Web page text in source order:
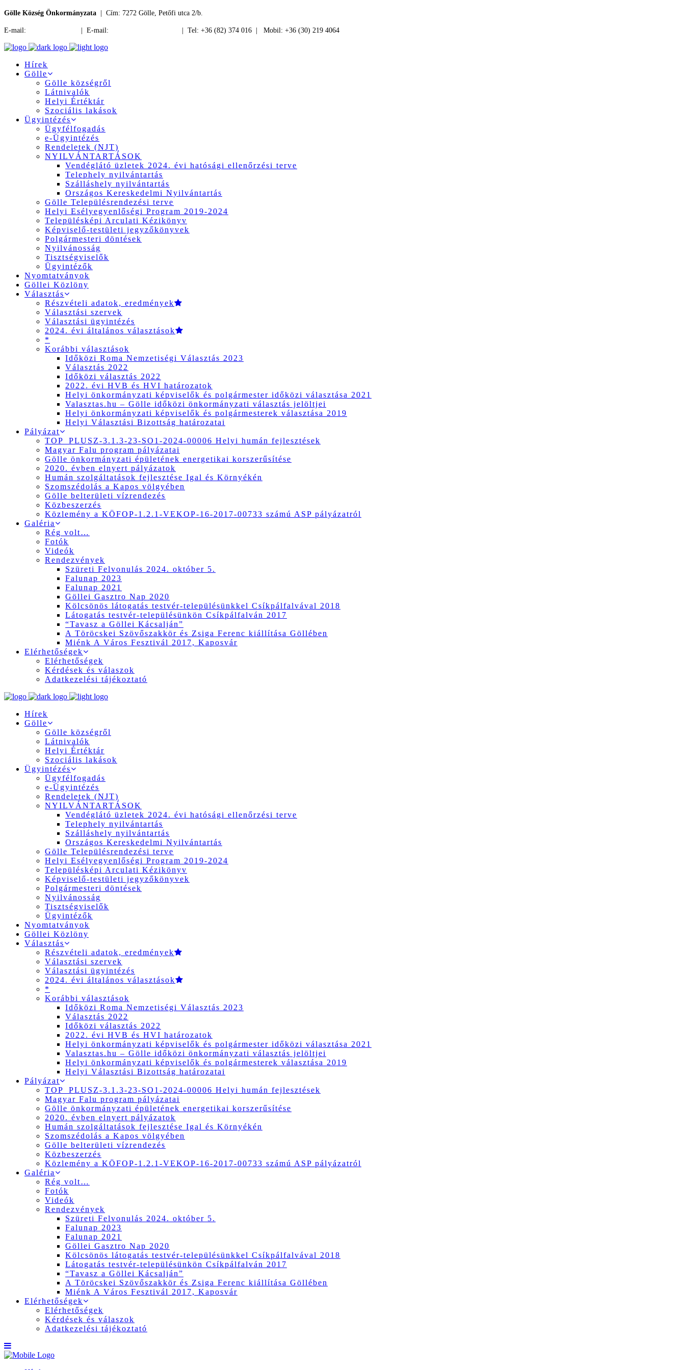
Gölle Község Önkormányzata | Cím: 7272 Gölle, Petőfi utca 2/b.
E-mail: | E-mail: | Tel: +36 (82) 374 016 | Mobil: +36 (30) 219 4064
Hírek
Gölle
Gölle községről
Látnivalók
Helyi Értéktár
Szociális lakások
Ügyintézés
Ügyfélfogadás
e-Ügyintézés
Rendeletek (NJT)
NYILVÁNTARTÁSOK
Vendéglátó üzletek 2024. évi hatósági ellenőrzési terve
Telephely nyilvántartás
Szálláshely nyilvántartás
Országos Kereskedelmi Nyilvántartás
Gölle Településrendezési terve
Helyi Esélyegyenlőségi Program 2019-2024
Településképi Arculati Kézikönyv
Képviselő-testületi jegyzőkönyvek
Polgármesteri döntések
Nyilvánosság
Tisztségviselők
Ügyintézők
Nyomtatványok
Göllei Közlöny
Választás
Részvételi adatok, eredmények
Választási szervek
Választási ügyintézés
2024. évi általános választások
*
Korábbi választások
Időközi Roma Nemzetiségi Választás 2023
Választás 2022
Időközi választás 2022
2022. évi HVB és HVI határozatok
Helyi önkormányzati képviselők és polgármester időközi választása 2021
Valasztas.hu – Gölle időközi önkormányzati választás jelöltjei
Helyi önkormányzati képviselők és polgármesterek választása 2019
Helyi Választási Bizottság határozatai
Pályázat
TOP_PLUSZ-3.1.3-23-SO1-2024-00006 Helyi humán fejlesztések
Magyar Falu program pályázatai
Gölle önkormányzati épületének energetikai korszerűsítése
2020. évben elnyert pályázatok
Humán szolgáltatások fejlesztése Igal és Környékén
Szomszédolás a Kapos völgyében
Gölle belterületi vízrendezés
Közbeszerzés
Közlemény a KÖFOP-1.2.1-VEKOP-16-2017-00733 számú ASP pályázatról
Galéria
Rég volt…
Fotók
Videók
Rendezvények
Szüreti Felvonulás 2024. október 5.
Falunap 2023
Falunap 2021
Göllei Gasztro Nap 2020
Kölcsönös látogatás testvér-településünkkel Csíkpálfalvával 2018
Látogatás testvér-településünkön Csíkpálfalván 2017
“Tavasz a Göllei Kácsalján”
A Töröcskei Szövőszakkör és Zsiga Ferenc kiállítása Göllében
Miénk A Város Fesztivál 2017, Kaposvár
Elérhetőségek
Elérhetőségek
Kérdések és válaszok
Adatkezelési tájékoztató
Hírek
Gölle
Gölle községről
Látnivalók
Helyi Értéktár
Szociális lakások
Ügyintézés
Ügyfélfogadás
e-Ügyintézés
Rendeletek (NJT)
NYILVÁNTARTÁSOK
Vendéglátó üzletek 2024. évi hatósági ellenőrzési terve
Telephely nyilvántartás
Szálláshely nyilvántartás
Országos Kereskedelmi Nyilvántartás
Gölle Településrendezési terve
Helyi Esélyegyenlőségi Program 2019-2024
Településképi Arculati Kézikönyv
Képviselő-testületi jegyzőkönyvek
Polgármesteri döntések
Nyilvánosság
Tisztségviselők
Ügyintézők
Nyomtatványok
Göllei Közlöny
Választás
Részvételi adatok, eredmények
Választási szervek
Választási ügyintézés
2024. évi általános választások
*
Korábbi választások
Időközi Roma Nemzetiségi Választás 2023
Választás 2022
Időközi választás 2022
2022. évi HVB és HVI határozatok
Helyi önkormányzati képviselők és polgármester időközi választása 2021
Valasztas.hu – Gölle időközi önkormányzati választás jelöltjei
Helyi önkormányzati képviselők és polgármesterek választása 2019
Helyi Választási Bizottság határozatai
Pályázat
TOP_PLUSZ-3.1.3-23-SO1-2024-00006 Helyi humán fejlesztések
Magyar Falu program pályázatai
Gölle önkormányzati épületének energetikai korszerűsítése
2020. évben elnyert pályázatok
Humán szolgáltatások fejlesztése Igal és Környékén
Szomszédolás a Kapos völgyében
Gölle belterületi vízrendezés
Közbeszerzés
Közlemény a KÖFOP-1.2.1-VEKOP-16-2017-00733 számú ASP pályázatról
Galéria
Rég volt…
Fotók
Videók
Rendezvények
Szüreti Felvonulás 2024. október 5.
Falunap 2023
Falunap 2021
Göllei Gasztro Nap 2020
Kölcsönös látogatás testvér-településünkkel Csíkpálfalvával 2018
Látogatás testvér-településünkön Csíkpálfalván 2017
“Tavasz a Göllei Kácsalján”
A Töröcskei Szövőszakkör és Zsiga Ferenc kiállítása Göllében
Miénk A Város Fesztivál 2017, Kaposvár
Elérhetőségek
Elérhetőségek
Kérdések és válaszok
Adatkezelési tájékoztató